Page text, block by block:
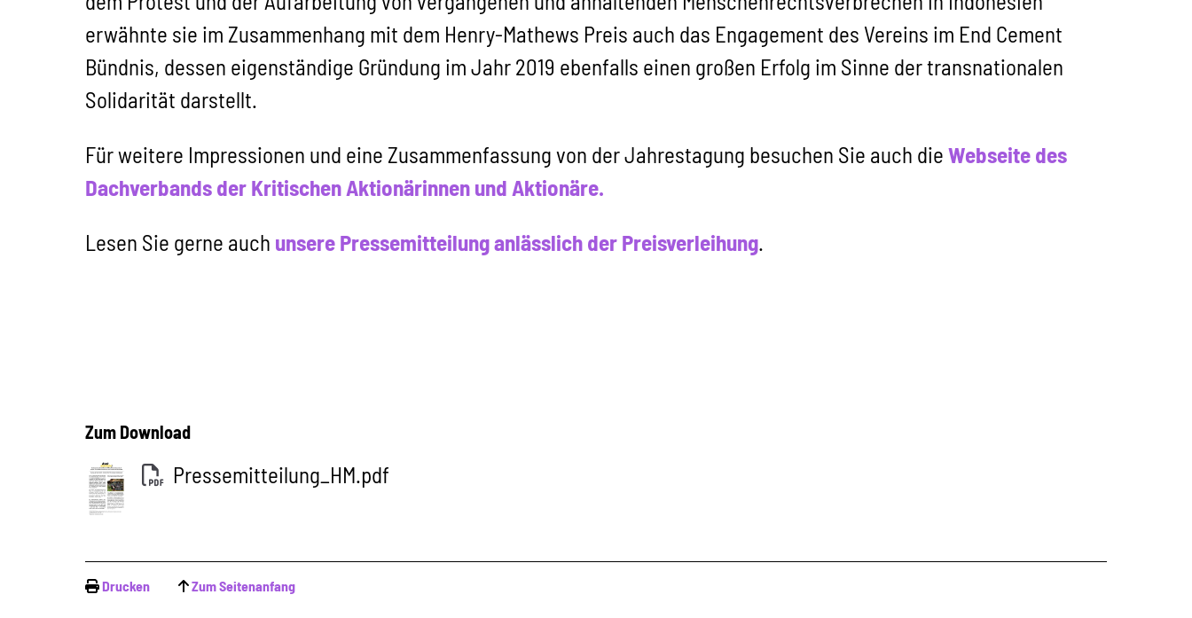
erwähnte sie im Zusammenhang mit dem Henry-Mathews Preis auch das Engagement des Vereins im End Cement
Bündnis, dessen eigenständige Gründung im Jahr 2019 ebenfalls einen großen Erfolg im Sinne der transnationalen
Solidarität darstellt.
Für weitere Impressionen und eine Zusammenfassung von der Jahrestagung besuchen Sie auch die Webseite des
Dachverbands der Kritischen Aktionärinnen und Aktionäre.
Lesen Sie gerne auch unsere Pressemitteilung anlässlich der Preisverleihung.
Zum Download
Pressemitteilung_HM.pdf
Drucken Zum Seitenanfang